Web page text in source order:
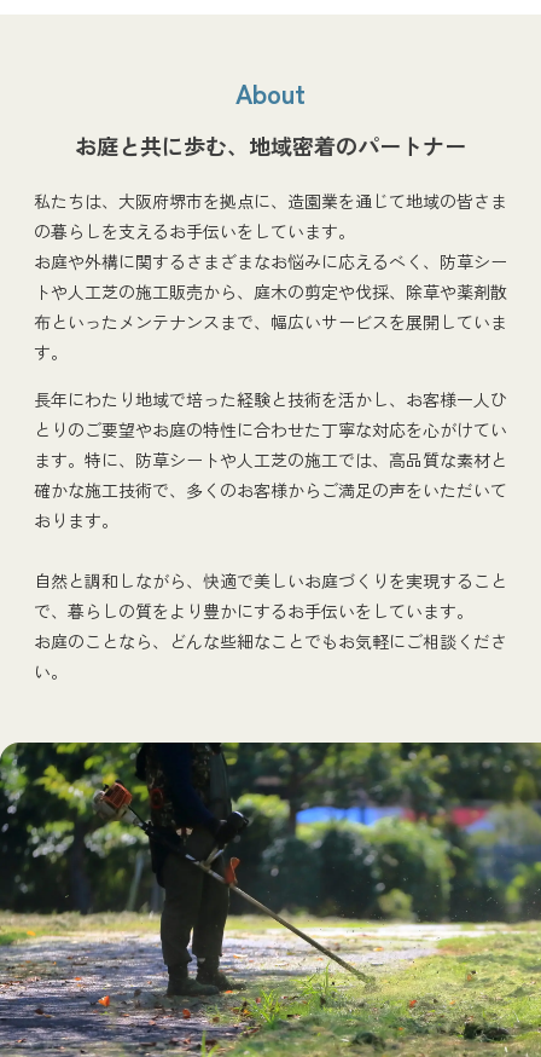
About
お庭と共に歩む、地域密着のパートナー
私たちは、大阪府堺市を拠点に、造園業を通じて地域の皆さま
の暮らしを支えるお手伝いをしています。
お庭や外構に関するさまざまなお悩みに応えるべく、防草シー
トや人工芝の施工販売から、庭木の剪定や伐採、除草や薬剤散
布といったメンテナンスまで、幅広いサービスを展開していま
す。
長年にわたり地域で培った経験と技術を活かし、お客様一人ひ
とりのご要望やお庭の特性に合わせた丁寧な対応を心がけてい
ます。特に、防草シートや人工芝の施工では、高品質な素材と
確かな施工技術で、多くのお客様からご満足の声をいただいて
おります。
自然と調和しながら、快適で美しいお庭づくりを実現すること
で、暮らしの質をより豊かにするお手伝いをしています。
お庭のことなら、どんな些細なことでもお気軽にご相談くださ
い。